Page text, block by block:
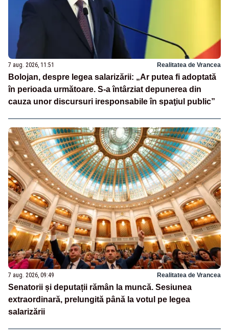
7 aug. 2026, 11:51 Realitatea de Vrancea
Bolojan, despre legea salarizării: „Ar putea fi adoptată
în perioada următoare. S-a întârziat depunerea din
cauza unor discursuri iresponsabile în spaţiul public”
7 aug. 2026, 09:49 Realitatea de Vrancea
Senatorii și deputații rămân la muncă. Sesiunea
extraordinară, prelungită până la votul pe legea
salarizării